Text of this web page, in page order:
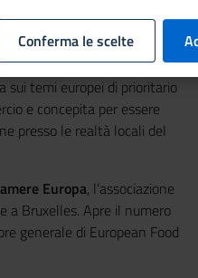
diMosaico Europa, la
temi europei di prioritario
e concepita per essere
presso le realtà locali del
Europa, l’associazione
a Bruxelles. Apre il numero
generale di European Food
Conferma le scelte